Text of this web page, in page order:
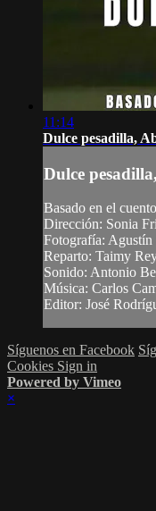
11:14
Dulce pesadilla,
Dulce
Basado en el
Dirección: Sonia
Fotografía: Agustín
Reparto: Taimy
Sonido: Antonio
Música: Carlos
Editor: José
Síguenos en Facebook
Cookies Sign in
Powered by Vimeo
×